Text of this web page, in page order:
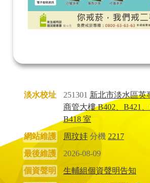
淡水校址 251301 新北市淡水區英
商管大樓 B402、B421、
B418 室
網站維護
周玟妦分機 2217
最後維護
2026-08-09
個資聲明
生輔組個資聲明告知